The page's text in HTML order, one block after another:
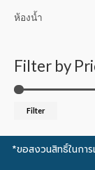
ห้องน้ำ
Filter by
Filter
*ขอสงวนสิทธิ์ในกา